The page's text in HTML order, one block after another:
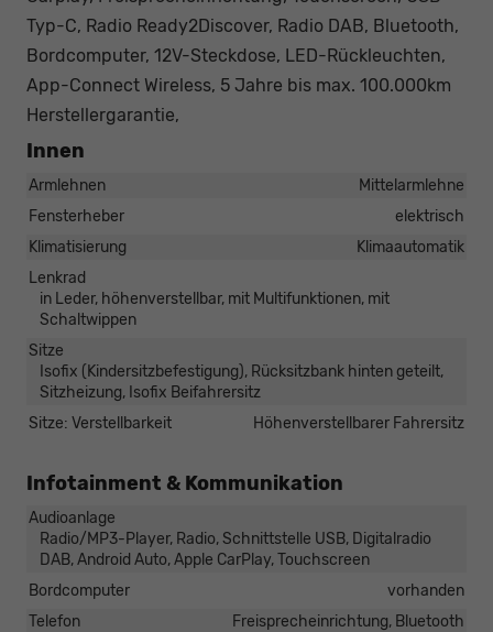
Typ-C, Radio Ready2Discover, Radio DAB, Bluetooth,
Bordcomputer, 12V-Steckdose, LED-Rückleuchten,
App-Connect Wireless, 5 Jahre bis max. 100.000km
Herstellergarantie,
Innen
Armlehnen
Mittelarmlehne
Fensterheber
elektrisch
Klimatisierung
Klimaautomatik
Lenkrad
in Leder, höhenverstellbar, mit Multifunktionen, mit
Schaltwippen
Sitze
Isofix (Kindersitzbefestigung), Rücksitzbank hinten geteilt,
Sitzheizung, Isofix Beifahrersitz
Sitze: Verstellbarkeit
Höhenverstellbarer Fahrersitz
Infotainment & Kommunikation
Audioanlage
Radio/MP3-Player, Radio, Schnittstelle USB, Digitalradio
DAB, Android Auto, Apple CarPlay, Touchscreen
Bordcomputer
vorhanden
Telefon
Freisprecheinrichtung, Bluetooth